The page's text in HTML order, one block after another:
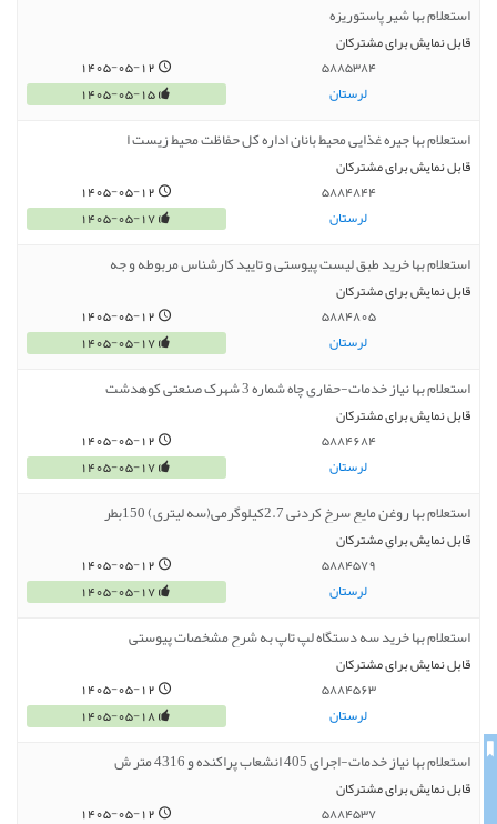
استعلام بها شیر پاستوریزه
قابل نمایش برای مشترکان
5885384
لرستان
1405-05-12
1405-05-15
استعلام بها جیره غذایی محیط بانان اداره کل حفاظت محیط زیست ا
قابل نمایش برای مشترکان
5884844
لرستان
1405-05-12
1405-05-17
استعلام بها خرید طبق لیست پیوستی و تایید کارشناس مربوطه و جه
قابل نمایش برای مشترکان
5884805
لرستان
1405-05-12
1405-05-17
استعلام بها نیاز خدمات-حفاری چاه شماره 3 شهرک صنعتی کوهدشت
قابل نمایش برای مشترکان
5884684
لرستان
1405-05-12
1405-05-17
استعلام بها روغن مایع سرخ کردنی 2.7کیلوگرمی(سه لیتری) 150بطر
قابل نمایش برای مشترکان
5884579
لرستان
1405-05-12
1405-05-17
استعلام بها خرید سه دستگاه لپ تاپ به شرح مشخصات پیوستی
قابل نمایش برای مشترکان
5884563
لرستان
1405-05-12
1405-05-18
استعلام بها نیاز خدمات-اجرای 405 انشعاب پراکنده و 4316 متر ش
قابل نمایش برای مشترکان
5884537
1405-05-12